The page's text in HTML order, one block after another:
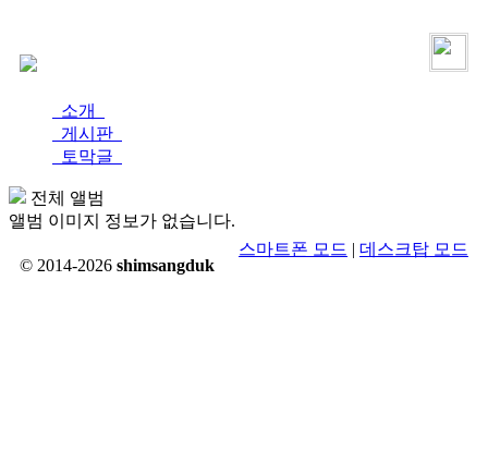
소개
게시판
토막글
전체 앨범
앨범 이미지 정보가 없습니다.
© 2014-2026 shimsangduk
스마트폰 모드 | 데스크탑 모드